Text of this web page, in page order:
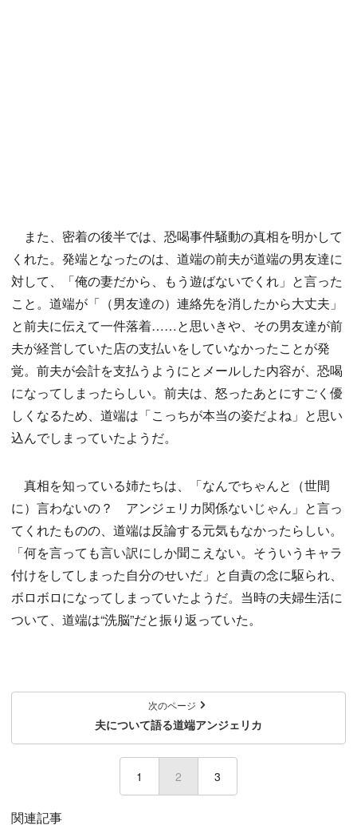
また、密着の後半では、恐喝事件騒動の真相を明かして
くれた。発端となったのは、道端の前夫が道端の男友達に
対して、「俺の妻だから、もう遊ばないでくれ」と言った
こと。道端が「（男友達の）連絡先を消したから大丈夫」
と前夫に伝えて一件落着……と思いきや、その男友達が前
夫が経営していた店の支払いをしていなかったことが発
覚。前夫が会計を支払うようにとメールした内容が、恐喝
になってしまったらしい。前夫は、怒ったあとにすごく優
しくなるため、道端は「こっちが本当の姿だよね」と思い
込んでしまっていたようだ。
真相を知っている姉たちは、「なんでちゃんと（世間
に）言わないの？ アンジェリカ関係ないじゃん」と言っ
てくれたものの、道端は反論する元気もなかったらしい。
「何を言っても言い訳にしか聞こえない。そういうキャラ
付けをしてしまった自分のせいだ」と自責の念に駆られ、
ボロボロになってしまっていたようだ。当時の夫婦生活に
ついて、道端は“洗脳”だと振り返っていた。
次のページ
夫について語る道端アンジェリカ
1 2 (current)
3
関連記事